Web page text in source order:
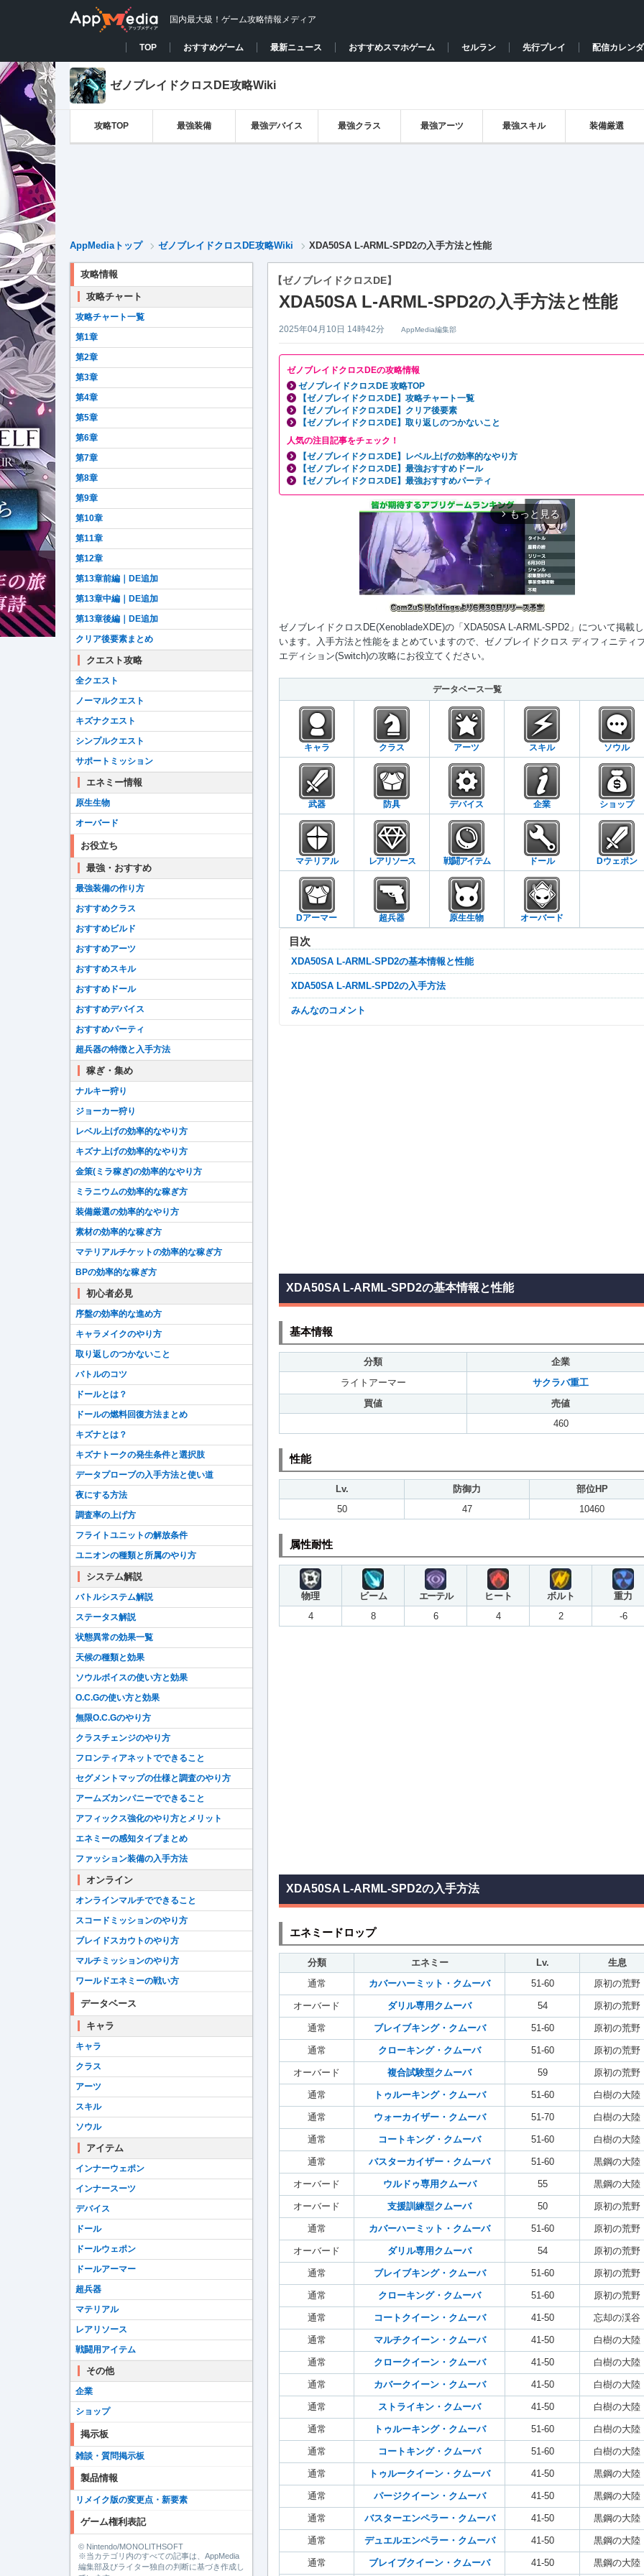
国内最大級！ゲーム攻略情報メディア
TOP おすすめゲーム 最新ニュース おすすめスマホゲーム セルラン 先行プレイ 配信カレン
ゼノブレイドクロスDE攻略Wiki
攻略TOP 最強装備 最強デバイス 最強クラス 最強アーツ 最強スキル 装備厳選
AppMediaトップ ゼノブレイドクロスDE攻略Wiki XDA50SA L-ARML-SPD2の入手方法と性能
【ゼノブレイドクロスDE】
XDA50SA L-ARML-SPD2の入手方法と性能
2025年04月10日 14時42分 AppMedia編集部
ゼノブレイドクロスDEの攻略情報
ゼノブレイドクロスDE 攻略TOP
【ゼノブレイドクロスDE】攻略チャート一覧
【ゼノブレイドクロスDE】クリア後要素
【ゼノブレイドクロスDE】取り返しのつかないこと
人気の注目記事をチェック！
【ゼノブレイドクロスDE】レベル上げの効率的なやり方
【ゼノブレイドクロスDE】最強おすすめドール
【ゼノブレイドクロスDE】最強おすすめパーティ
arrow_forward_ios もっと見る
ゼノブレイドクロスDE(XenobladeXDE)の「XDA50SA L-ARML-SPD2」について掲載
います。入手方法と性能をまとめていますので、ゼノブレイドクロス ディフィニティ
エディション(Switch)の攻略にお役立てください。
データベース一覧
キャラ クラス アーツ スキル ソウル
武器 防具 デバイス 企業 ショップ
マテリアル レアリソース 戦闘アイテム ドール Dウェポン
Dアーマー 超兵器 原生生物 オーバード
目次
XDA50SA L-ARML-SPD2の基本情報と性能
XDA50SA L-ARML-SPD2の入手方法
みんなのコメント
XDA50SA L-ARML-SPD2の基本情報と性能
基本情報
分類
企業
ライトアーマー
サクラバ重工
買値
売値
460
性能
Lv. 防御力
部位HP
50
47 10460
属性耐性
物理 ビーム エーテル ヒート ボルト
重力
4
8 6 4 2 -6
XDA50SA L-ARML-SPD2の入手方法
エネミードロップ
分類 エネミー Lv.
生息
通常
カバーハーミット・クムーバ 51-60 原初の荒野
オーバード ダリル専用クムーバ 54 原初の荒野
通常 ブレイブキング・クムーバ 51-60 原初の荒野
通常 クローキング・クムーバ 51-60 原初の荒野
オーバード 複合試験型クムーバ 59 原初の荒野
通常 トゥルーキング・クムーバ 51-60 白樹の大陸
通常 ウォーカイザー・クムーバ 51-70 白樹の大陸
通常 コートキング・クムーバ 51-60 白樹の大陸
通常 バスターカイザー・クムーバ 51-60 黒鋼の大陸
オーバード ウルドゥ専用クムーバ 55 黒鋼の大陸
オーバード 支援訓練型クムーバ 50 原初の荒野
通常 カバーハーミット・クムーバ 51-60 原初の荒野
オーバード ダリル専用クムーバ 54 原初の荒野
通常 ブレイブキング・クムーバ 51-60 原初の荒野
通常 クローキング・クムーバ 51-60 原初の荒野
通常 コートクイーン・クムーバ 41-50 忘却の渓谷
通常 マルチクイーン・クムーバ 41-50 白樹の大陸
通常 クロークイーン・クムーバ 41-50 白樹の大陸
通常 カバークイーン・クムーバ 41-50 白樹の大陸
通常 ストライキン・クムーバ 41-50 白樹の大陸
通常 トゥルーキング・クムーバ 51-60 白樹の大陸
通常 コートキング・クムーバ 51-60 白樹の大陸
通常 トゥルークイーン・クムーバ 41-50 黒鋼の大陸
通常 パージクイーン・クムーバ 41-50 黒鋼の大陸
通常 バスターエンペラー・クムーバ 41-50 黒鋼の大陸
通常 デュエルエンペラー・クムーバ 41-50 黒鋼の大陸
通常 ブレイブクイーン・クムーバ 41-50 黒鋼の大陸
攻略情報
攻略チャート
攻略チャート一覧
第1章
第2章
第3章
第4章
第5章
第6章
第7章
第8章
第9章
第10章
第11章
第12章
第13章前編｜DE追加
第13章中編｜DE追加
第13章後編｜DE追加
クリア後要素まとめ
クエスト攻略
全クエスト
ノーマルクエスト
キズナクエスト
シンプルクエスト
サポートミッション
エネミー情報
原生生物
オーバード
お役立ち
最強・おすすめ
最強装備の作り方
おすすめクラス
おすすめビルド
おすすめアーツ
おすすめスキル
おすすめドール
おすすめデバイス
おすすめパーティ
超兵器の特徴と入手方法
稼ぎ・集め
ナルキー狩り
ジョーカー狩り
レベル上げの効率的なやり方
キズナ上げの効率的なやり方
金策(ミラ稼ぎ)の効率的なやり方
ミラニウムの効率的な稼ぎ方
装備厳選の効率的なやり方
素材の効率的な稼ぎ方
マテリアルチケットの効率的な稼ぎ方
BPの効率的な稼ぎ方
初心者必見
序盤の効率的な進め方
キャラメイクのやり方
取り返しのつかないこと
バトルのコツ
ドールとは？
ドールの燃料回復方法まとめ
キズナとは？
キズナトークの発生条件と選択肢
データプローブの入手方法と使い道
夜にする方法
調査率の上げ方
フライトユニットの解放条件
ユニオンの種類と所属のやり方
システム解説
バトルシステム解説
ステータス解説
状態異常の効果一覧
天候の種類と効果
ソウルボイスの使い方と効果
O.C.Gの使い方と効果
無限O.C.Gのやり方
クラスチェンジのやり方
フロンティアネットでできること
セグメントマップの仕様と調査のやり方
アームズカンパニーでできること
アフィックス強化のやり方とメリット
エネミーの感知タイプまとめ
ファッション装備の入手方法
オンライン
オンラインマルチでできること
スコードミッションのやり方
ブレイドスカウトのやり方
マルチミッションのやり方
ワールドエネミーの戦い方
データベース
キャラ
キャラ
クラス
アーツ
スキル
ソウル
アイテム
インナーウェポン
インナースーツ
デバイス
ドール
ドールウェポン
ドールアーマー
超兵器
マテリアル
レアリソース
戦闘用アイテム
その他
企業
ショップ
掲示板
雑談・質問掲示板
製品情報
リメイク版の変更点・新要素
ゲーム権利表記
© Nintendo/MONOLITHSOFT
※当カテゴリ内のすべての記事は、AppMedia
編集部及びライター独自の判断に基づき作成し